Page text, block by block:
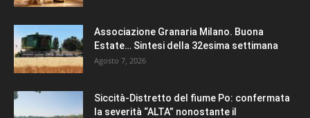
Associazione Granaria Milano. Buona
Estate… Sintesi della 32esima settimana
Agosto 7, 2026
Siccità-Distretto del fiume Po: confermata
la severità “ALTA” nonostante il